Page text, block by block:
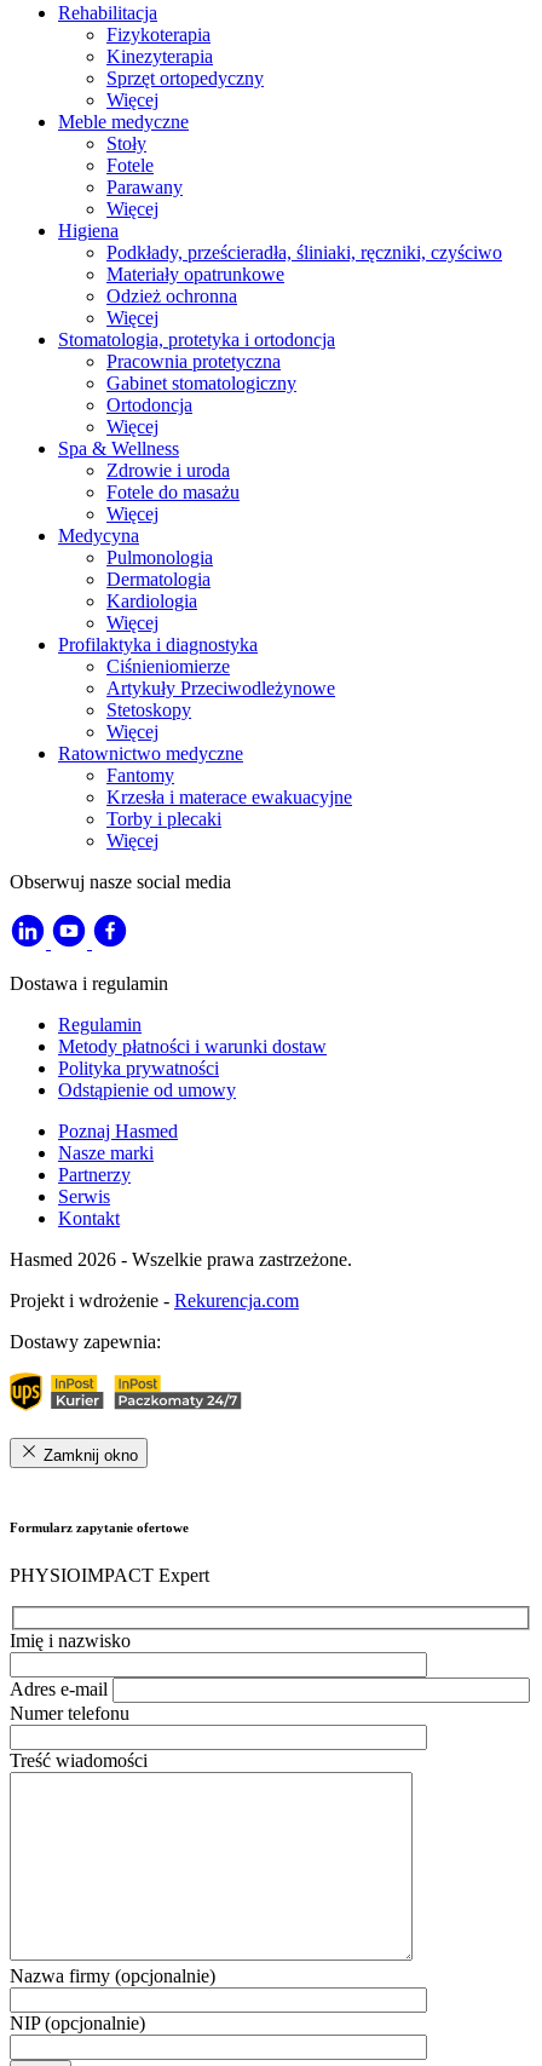
Rehabilitacja
Fizykoterapia
Kinezyterapia
Sprzęt ortopedyczny
Więcej
Meble medyczne
Stoły
Fotele
Parawany
Więcej
Higiena
Podkłady, prześcieradła, śliniaki, ręczniki, czyściwo
Materiały opatrunkowe
Odzież ochronna
Więcej
Stomatologia, protetyka i ortodoncja
Pracownia protetyczna
Gabinet stomatologiczny
Ortodoncja
Więcej
Spa & Wellness
Zdrowie i uroda
Fotele do masażu
Więcej
Medycyna
Pulmonologia
Dermatologia
Kardiologia
Więcej
Profilaktyka i diagnostyka
Ciśnieniomierze
Artykuły Przeciwodleżynowe
Stetoskopy
Więcej
Ratownictwo medyczne
Fantomy
Krzesła i materace ewakuacyjne
Torby i plecaki
Więcej
Obserwuj nasze social media
Dostawa i regulamin
Regulamin
Metody płatności i warunki dostaw
Polityka prywatności
Odstąpienie od umowy
Poznaj Hasmed
Nasze marki
Partnerzy
Serwis
Kontakt
Hasmed 2026 - Wszelkie prawa zastrzeżone.
Projekt i wdrożenie - Rekurencja.com
Dostawy zapewnia:
Zamknij okno
Formularz zapytanie ofertowe
PHYSIOIMPACT Expert
Imię i nazwisko
Adres e-mail
Numer telefonu
Treść wiadomości
Nazwa firmy (opcjonalnie)
NIP (opcjonalnie)